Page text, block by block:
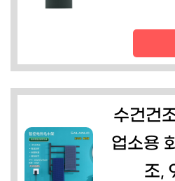
수건건
업소용
조,